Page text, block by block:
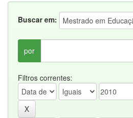
Buscar em:
por
Filtros correntes: